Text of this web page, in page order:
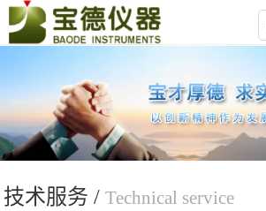
技术服务 /Technical service